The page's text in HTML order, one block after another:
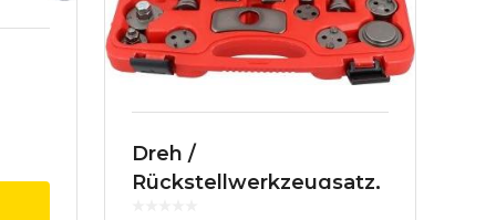
Dreh /
Rückstellwerkzeugsatz,